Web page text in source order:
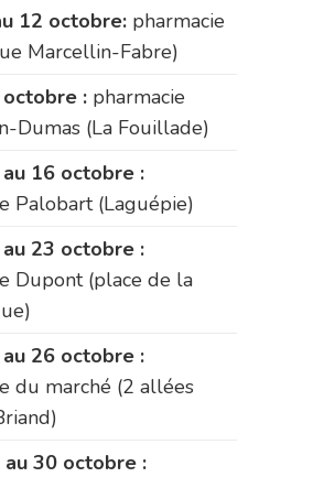
12 octobre: pharmacie
Marcellin-Fabre)
: pharmacie
Dumas (La Fouillade)
16 octobre :
Palobart (Laguépie)
23 octobre :
Dupont (place de la
26 octobre :
du marché (2 allées
au 30 octobre :